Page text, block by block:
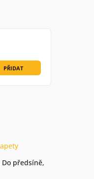
PŘIDAT
Do předsíně,